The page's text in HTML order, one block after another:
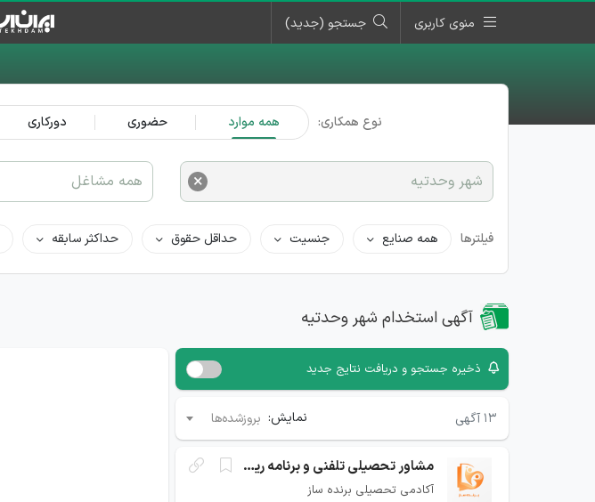
منوی کاربری جستجو (جدید)
نوع همکاری: همه موارد حضوری دورکاری
شهر وحدتیه × همه مشاغل
فیلترها همه صنایع جنسیت حداقل حقوق حداکثر سابقه
آگهی استخدام شهر وحدتیه
ذخیره جستجو و دریافت نتایج جدید
۱۳ آگهی نمایش: بروزشده‌ها
مشاور تحصیلی تلفنی و برنامه ریزی
آکادمی تحصیلی برنده ساز